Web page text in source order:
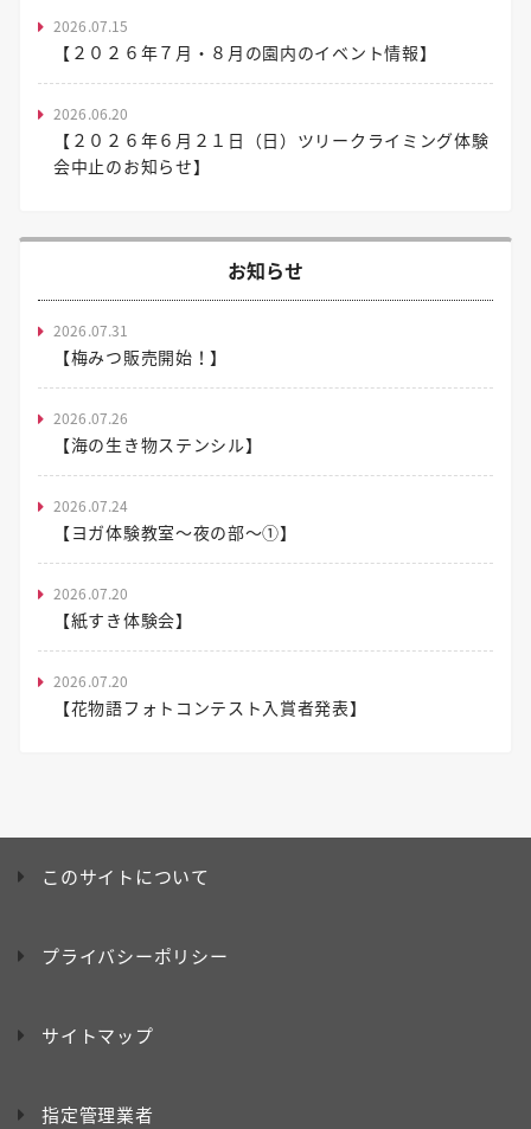
2026.07.15
【２０２６年７月・８月の園内のイベント情報】
2026.06.20
【２０２６年６月２１日（日）ツリークライミング体験
会中止のお知らせ】
お知らせ
2026.07.31
【梅みつ販売開始！】
2026.07.26
【海の生き物ステンシル】
2026.07.24
【ヨガ体験教室～夜の部～①】
2026.07.20
【紙すき体験会】
2026.07.20
【花物語フォトコンテスト入賞者発表】
このサイトについて
プライバシーポリシー
サイトマップ
指定管理業者